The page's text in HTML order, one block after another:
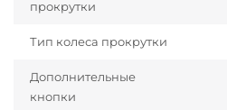
прокрутки
Тип колеса прокрутки
Дополнительные
кнопки